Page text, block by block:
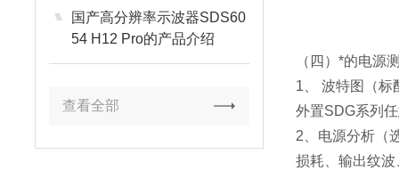
国产高分辨率示波器SDS60
54 H12 Pro的产品介绍
查看全部
（四）*的电源
1、 波特图（标
外置SDG系列
2、电源分析（
损耗、输出纹